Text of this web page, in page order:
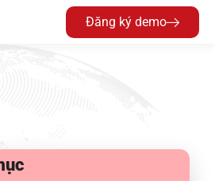
Đăng ký demo